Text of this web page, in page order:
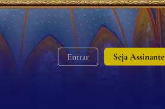
Entrar Seja Assinante